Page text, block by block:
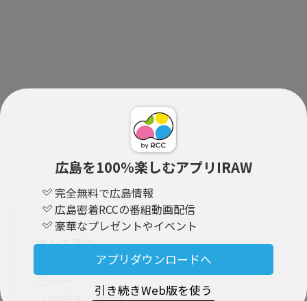
広島を100％楽しむアプリIRAW
完全無料で広島情報
広島密着RCCの番組動画配信
豪華なプレゼントやイベント
アプリダウンロードへ
引き続きWeb版を使う
オンエア曲
♪悲しいくらいダイヤモンド／流線形／一十
三十一